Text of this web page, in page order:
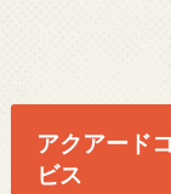
アクアード
ビス